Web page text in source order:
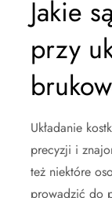
Jakie
przy
Układanie
precyzji i
też niektóre
prowadzić do